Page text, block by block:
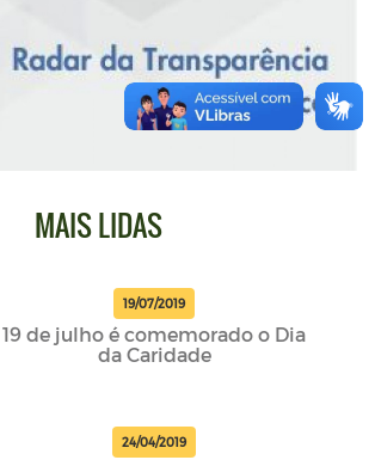
MAIS LIDAS
19/07/2019
19 de julho é comemorado o Dia
da Caridade
24/04/2019